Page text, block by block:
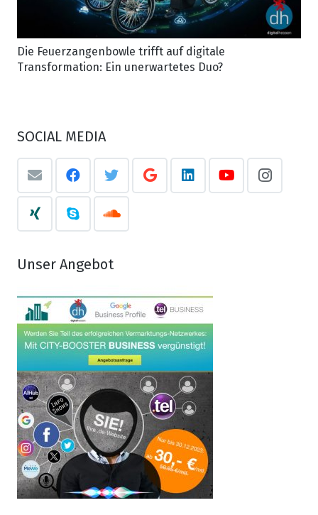
Die Feuerzangenbowle trifft auf digitale
Transformation: Ein unerwartetes Duo?
SOCIAL MEDIA
Unser Angebot